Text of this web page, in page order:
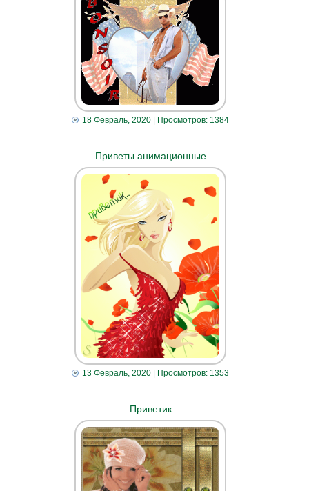
18 Февраль, 2020 | Просмотров: 1384
Приветы анимационные
13 Февраль, 2020 | Просмотров: 1353
Приветик